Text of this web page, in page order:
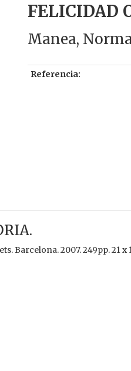
FELICIDAD
Manea,
Referencia:
Barcelona. 2007. 249pp. 21 x